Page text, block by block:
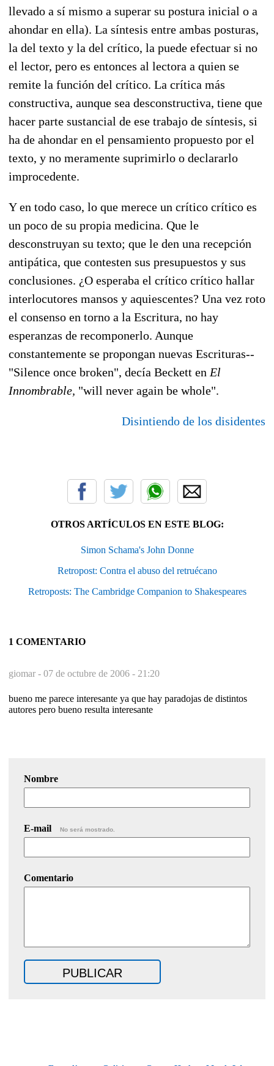
llevado a sí mismo a superar su postura inicial o a
ahondar en ella). La síntesis entre ambas posturas,
la del texto y la del crítico, la puede efectuar si no
el lector, pero es entonces al lectora a quien se
remite la función del crítico. La crítica más
constructiva, aunque sea desconstructiva, tiene que
hacer parte sustancial de ese trabajo de síntesis, si
ha de ahondar en el pensamiento propuesto por el
texto, y no meramente suprimirlo o declararlo
improcedente.
Y en todo caso, lo que merece un crítico crítico es
un poco de su propia medicina. Que le
desconstruyan su texto; que le den una recepción
antipática, que contesten sus presupuestos y sus
conclusiones. ¿O esperaba el crítico crítico hallar
interlocutores mansos y aquiescentes? Una vez roto
el consenso en torno a la Escritura, no hay
esperanzas de recomponerlo. Aunque
constantemente se propongan nuevas Escrituras--
"Silence once broken", decía Beckett en El
Innombrable, "will never again be whole".
Disintiendo de los disidentes
OTROS ARTÍCULOS EN ESTE BLOG:
Simon Schama's John Donne
Retropost: Contra el abuso del retruécano
Retroposts: The Cambridge Companion to Shakespeares
1 COMENTARIO
giomar - 07 de octubre de 2006 - 21:20
bueno me parece interesante ya que hay paradojas de distintos
autores pero bueno resulta interesante
Nombre
E-mail No será mostrado.
Comentario